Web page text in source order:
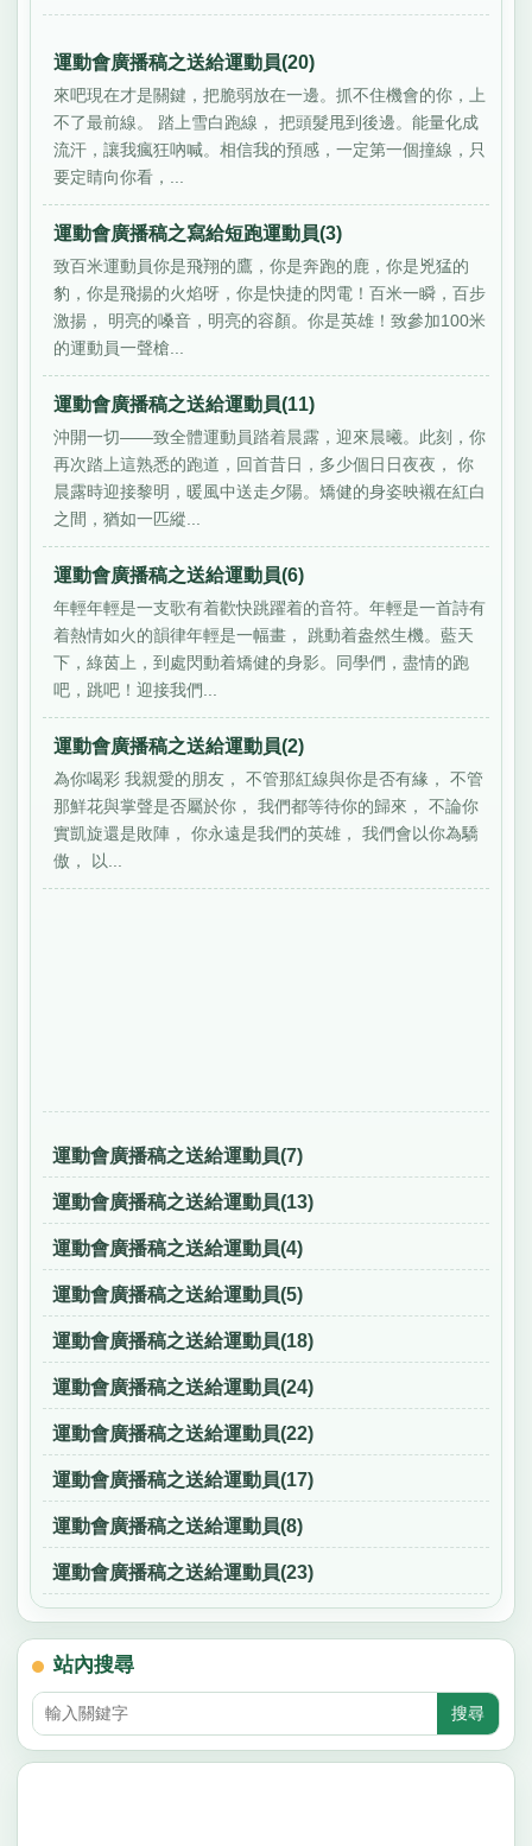
運動會廣播稿之送給運動員(20)
來吧現在才是關鍵，把脆弱放在一邊。抓不住機會的你，上
不了最前線。 踏上雪白跑線， 把頭髮甩到後邊。能量化成
流汗，讓我瘋狂吶喊。相信我的預感，一定第一個撞線，只
要定睛向你看，...
運動會廣播稿之寫給短跑運動員(3)
致百米運動員你是飛翔的鷹，你是奔跑的鹿，你是兇猛的
豹，你是飛揚的火焰呀，你是快捷的閃電！百米一瞬，百步
激揚， 明亮的嗓音，明亮的容顏。你是英雄！致參加100米
的運動員一聲槍...
運動會廣播稿之送給運動員(11)
沖開一切——致全體運動員踏着晨露，迎來晨曦。此刻，你
再次踏上這熟悉的跑道，回首昔日，多少個日日夜夜， 你
晨露時迎接黎明，暖風中送走夕陽。矯健的身姿映襯在紅白
之間，猶如一匹縱...
運動會廣播稿之送給運動員(6)
年輕年輕是一支歌有着歡快跳躍着的音符。年輕是一首詩有
着熱情如火的韻律年輕是一幅畫， 跳動着盎然生機。藍天
下，綠茵上，到處閃動着矯健的身影。同學們，盡情的跑
吧，跳吧！迎接我們...
運動會廣播稿之送給運動員(2)
為你喝彩 我親愛的朋友， 不管那紅線與你是否有緣， 不管
那鮮花與掌聲是否屬於你， 我們都等待你的歸來， 不論你
實凱旋還是敗陣， 你永遠是我們的英雄， 我們會以你為驕
傲， 以...
運動會廣播稿之送給運動員(7)
運動會廣播稿之送給運動員(13)
運動會廣播稿之送給運動員(4)
運動會廣播稿之送給運動員(5)
運動會廣播稿之送給運動員(18)
運動會廣播稿之送給運動員(24)
運動會廣播稿之送給運動員(22)
運動會廣播稿之送給運動員(17)
運動會廣播稿之送給運動員(8)
運動會廣播稿之送給運動員(23)
站內搜尋